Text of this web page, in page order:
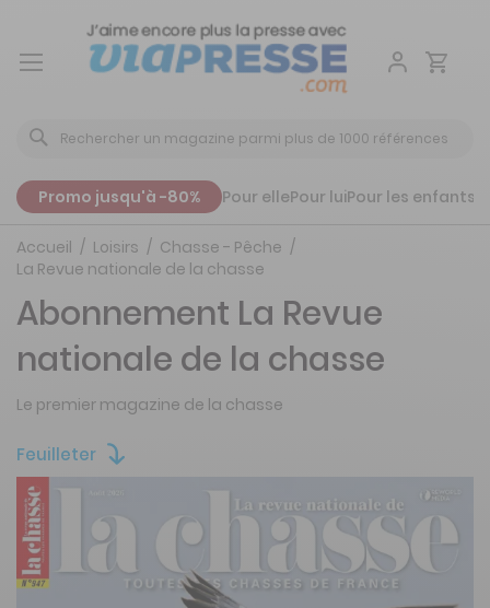
Aller
Promo jusqu'à -80% Pour ellePour luiPour les enfants
Accueil Loisirs
Chasse - Pêche
La Revue nationale de la chasse
Feuilleter
Abonnement La Revue
nationale de la chasse
Le premier magazine de la chasse